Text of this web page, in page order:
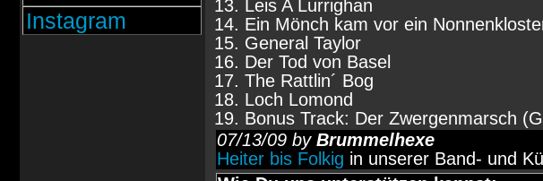
Instagram
13. Leis A Lurrighan
14. Ein Mönch kam vor ein
15. General Taylor
16. Der Tod von Basel
17. The Rattlin´ Bog
18. Loch Lomond
19. Bonus Track: Der Zwergenmarsch
07/13/09 by Brummelhexe
Heiter bis Folkig in unserer Band- und